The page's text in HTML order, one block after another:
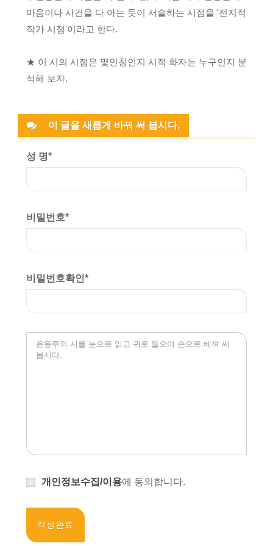
마음이나 사건을 다 아는 듯이 서술하는 시점을 '전지적
작가 시점'이라고 한다.
★ 이 시의 시점은 몇인칭인지 시적 화자는 누구인지 분
석해 보자.
이 글을 새롭게 바꿔 써 봅시다.
성 명*
비밀번호*
비밀번호확인*
개인정보수집/이용에 동의합니다.